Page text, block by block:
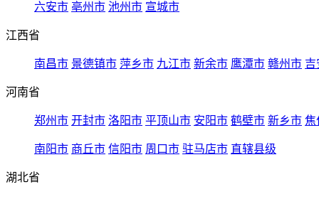
六安市 亳州市 池州市 宣城市
江西省
南昌市 景德镇市 萍乡市 九江市 新余市 鹰潭市 赣州市 吉
河南省
郑州市 开封市 洛阳市 平顶山市 安阳市 鹤壁市 新乡市 焦
南阳市 商丘市 信阳市 周口市 驻马店市 直辖县级
湖北省